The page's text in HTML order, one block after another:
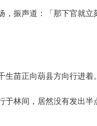
振声道：「那下官就立
苗正向葫县方向行进着
于林间，居然没有发出半